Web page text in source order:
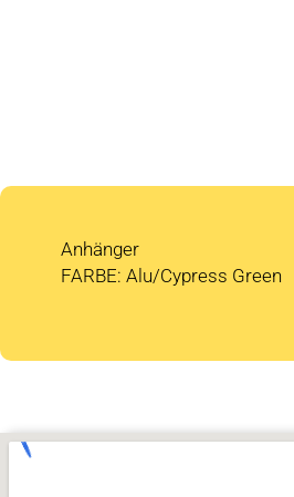
Anhänger
FARBE: Alu/Cypress Green